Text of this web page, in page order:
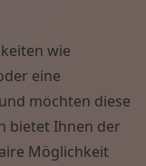
wie
eine
möchten diese
bietet Ihnen der
Möglichkeit